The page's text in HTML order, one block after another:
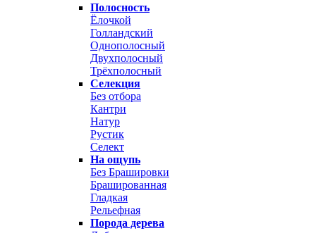
Полосность
Ёлочкой
Голландский
Однополосный
Двухполосный
Трёхполосный
Селекция
Без отбора
Кантри
Натур
Рустик
Селект
На ощупь
Без Брашировки
Брашированная
Гладкая
Рельефная
Порода дерева